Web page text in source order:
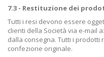
7.3 - Restituzione dei
Tutti i resi devono essere
clienti della Società via e-mail
dalla consegna. Tutti i
confezione originale.